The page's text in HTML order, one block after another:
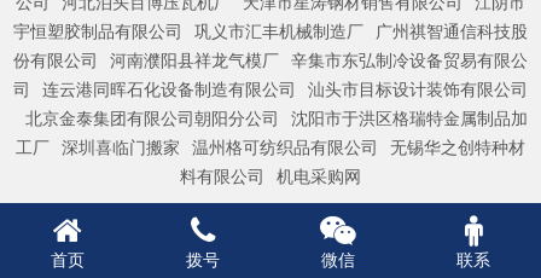
宇恒塑胶制品有限公司
巩义市汇丰机械制造厂
广州祺智通信科技股
份有限公司
河南濮阳县祥龙气模厂 辛集市东弘制冷设备贸易有限公
司
连云港同晖石化设备制造有限公司
汕头市目标设计装饰有限公司
北京金泰集团有限公司朝阳分公司
沈阳市于洪区格瑞特金属制品加
工厂 深圳喜临门搬家 温州格可纺织品有限公司
无锡华之创特种材
料有限公司
机电采购网
首页 拨号 微信 联系